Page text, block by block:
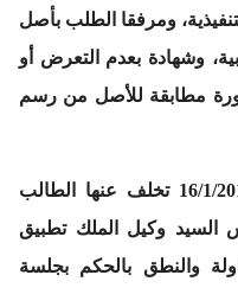
ومرفقا الطلب بأصل
وشهادة بعدم التعرض أو
مطابقة للأصل من رسم
وبناء على إدراج القضية بجلسة 16/1/2012 تخلف عنها الطالب
السيد وكيل الملك تطبيق
والنطق بالحكم بجلسة